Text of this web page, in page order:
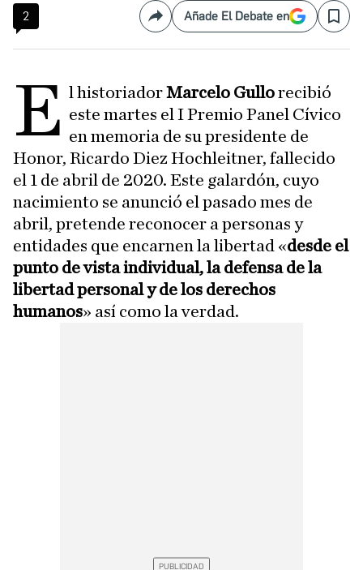
2 CompartirAñade El Debate en Save
E l historiadorMarcelo Gullorecibió
este martes el I Premio Panel Cívico
en memoria de su presidente de
Honor, Ricardo Diez Hochleitner, fallecido
el 1 de abril de 2020. Este galardón, cuyo
nacimiento se anunció el pasado mes de
abril, pretende reconocer a personas y
entidades que encarnen la libertad «desde el
punto de vista individual, la defensa de la
libertad personal y de los derechos
humanos» así como la verdad.